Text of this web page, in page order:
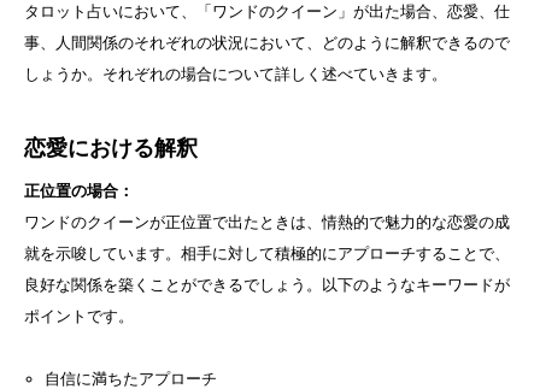
タロット占いにおいて、「ワンドのクイーン」が出た場合、恋愛、仕
事、人間関係のそれぞれの状況において、どのように解釈できるので
しょうか。それぞれの場合について詳しく述べていきます。
恋愛における解釈
正位置の場合：
ワンドのクイーンが正位置で出たときは、情熱的で魅力的な恋愛の成
就を示唆しています。相手に対して積極的にアプローチすることで、
良好な関係を築くことができるでしょう。以下のようなキーワードが
ポイントです。
自信に満ちたアプローチ